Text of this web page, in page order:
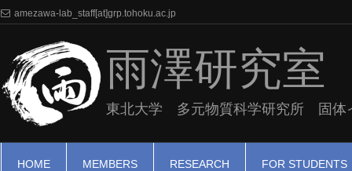
amezawa-lab_staff[at]grp.tohoku.ac.jp
雨澤研究室
東北大学 多元物質科学研究所 固体
HOME MEMBERS RESEARCH FOR STUDENTS